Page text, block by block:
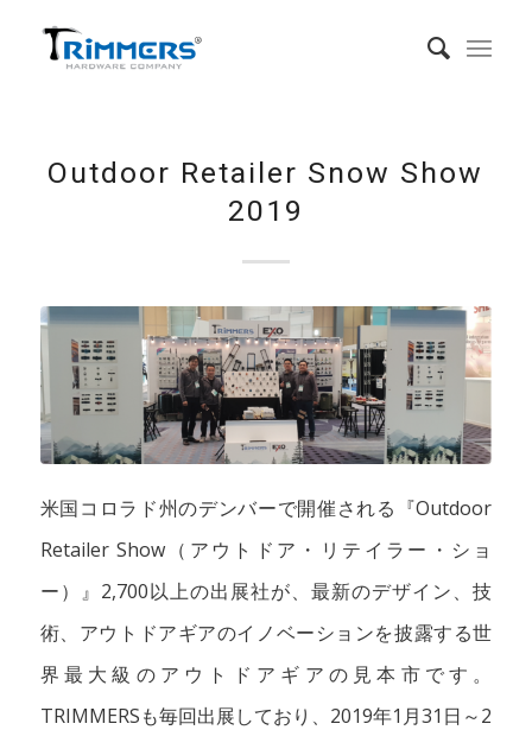
Outdoor Retailer Snow Show
2019
米国コロラド州のデンバーで開催される『Outdoor
Retailer Show（アウトドア・リテイラー・ショ
ー）』2,700以上の出展社が、最新のデザイン、技
術、アウトドアギアのイノベーションを披露する世
界最大級のアウトドアギアの見本市です。
TRIMMERSも毎回出展しており、2019年1月31日～2